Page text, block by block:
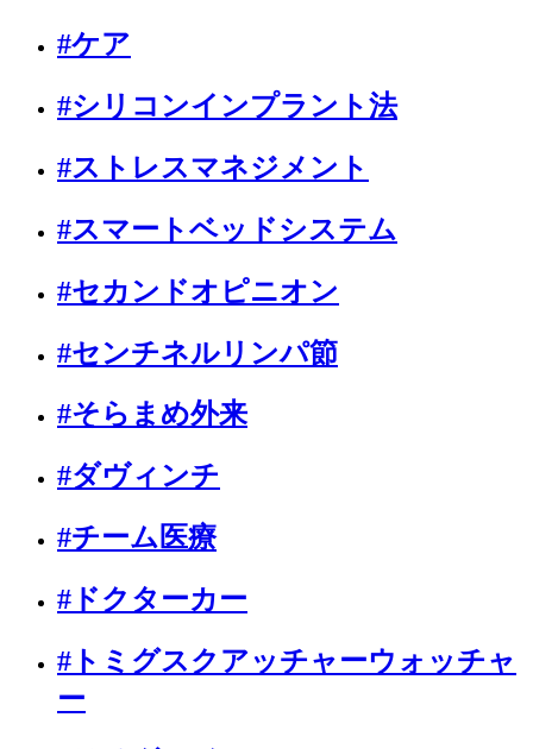
#ケア
#シリコンインプラント法
#ストレスマネジメント
#スマートベッドシステム
#セカンドオピニオン
#センチネルリンパ節
#そらまめ外来
#ダヴィンチ
#チーム医療
#ドクターカー
#トミグスクアッチャーウォッチャ
ー